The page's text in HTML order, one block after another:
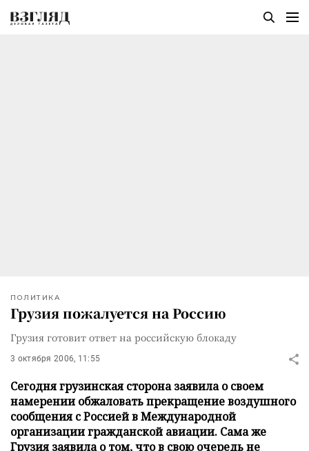
ПОЛИТИКА
Грузия пожалуется на Россию
Грузия готовит ответ на российскую блокаду
3 октября 2006, 11:55
Сегодня грузинская сторона заявила о своем
намерении обжаловать прекращение воздушного
сообщения с Россией в Международной
организации гражданской авиации. Сама же
Грузия заявила о том, что в свою очередь не